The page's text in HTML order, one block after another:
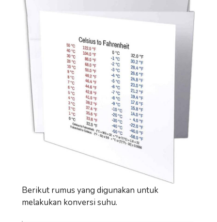
Berikut rumus yang digunakan untuk
melakukan konversi suhu.